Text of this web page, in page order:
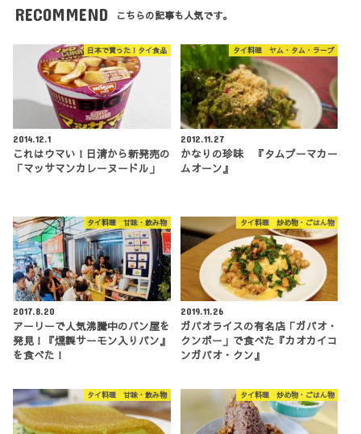
RECOMMEND こちらの記事も人気です。
日本で買った！タイ食品
2014.12.1
これはウマい！日清から新発売の
「マッサマンカレーヌードル」
タイ料理 ヤム・タム・ラープ
2012.11.27
かなりの珍味 『タムプーマカー
ムオーン』
タイ料理 甘味・飲み物
2017.8.20
アーリーで人気沸騰中のパン屋を
発見！『燻製サーモン入りパン』
を食べた！
タイ料理 炒め物・ごはん物
2019.11.26
ガパオライスの有名店「ガパオ・
クンポー」で食べた『カオカイコ
ンガパオ・クン』
タイ料理 甘味・飲み物 タイ料理 炒め物・ごはん物